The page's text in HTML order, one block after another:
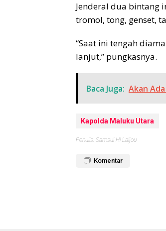
Jenderal dua bintang
tromol, tong, genset,
“Saat ini tengah
lanjut,” pungkasnya.
Baca Juga: Akan
Kapolda Maluku Utara
Penulis: Samsul Hi Laijou
Komentar